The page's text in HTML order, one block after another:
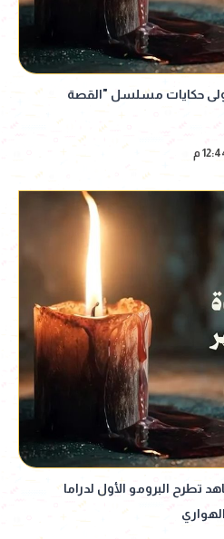
حكايات مسلسل "القصة
البرومو الأول لدراما